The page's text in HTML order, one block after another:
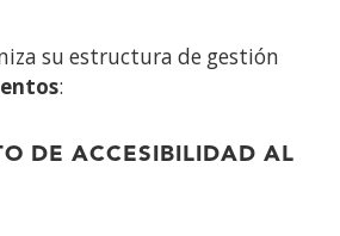
su estructura de gestión
:
DE ACCESIBILIDAD AL